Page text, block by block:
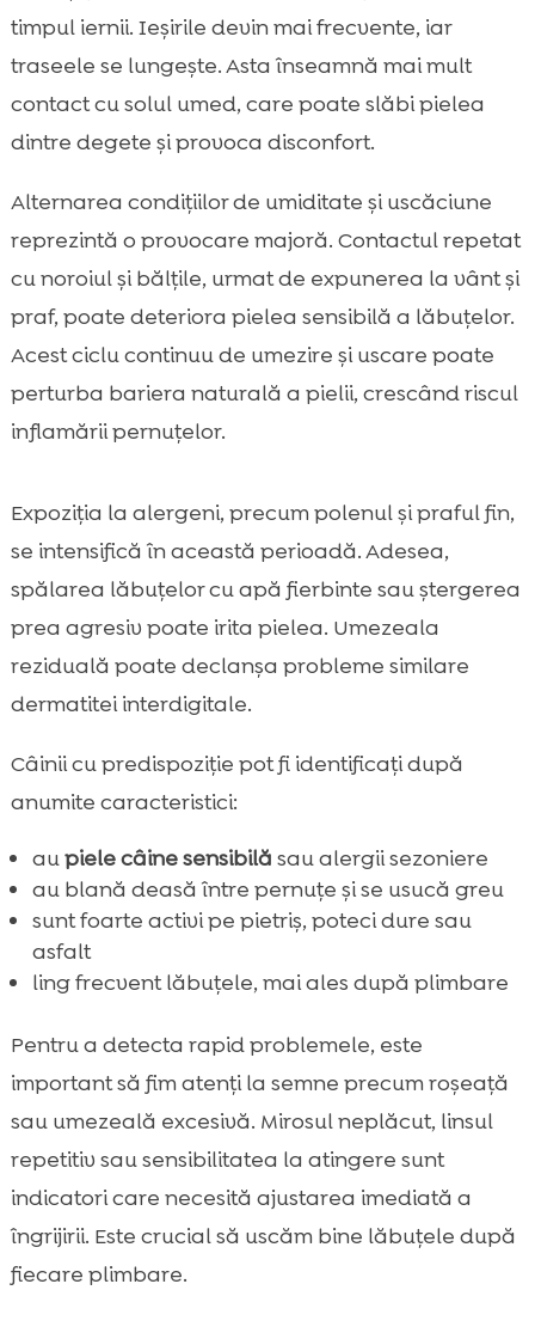
timpul iernii. Ieșirile devin mai frecvente, iar
traseele se lungește. Asta înseamnă mai mult
contact cu solul umed, care poate slăbi pielea
dintre degete și provoca disconfort.
Alternarea condițiilor de umiditate și uscăciune
reprezintă o provocare majoră. Contactul repetat
cu noroiul și bălțile, urmat de expunerea la vânt și
praf, poate deteriora pielea sensibilă a lăbuțelor.
Acest ciclu continuu de umezire și uscare poate
perturba bariera naturală a pielii, crescând riscul
inflamării pernuțelor.
Expoziția la alergeni, precum polenul și praful fin,
se intensifică în această perioadă. Adesea,
spălarea lăbuțelor cu apă fierbinte sau ștergerea
prea agresiv poate irita pielea. Umezeala
reziduală poate declanșa probleme similare
dermatitei interdigitale.
Câinii cu predispoziție pot fi identificați după
anumite caracteristici:
aupiele câine sensibilă sau alergii sezoniere
au blană deasă între pernuțe și se usucă greu
sunt foarte activi pe pietriș, poteci dure sau
asfalt
ling frecvent lăbuțele, mai ales după plimbare
Pentru a detecta rapid problemele, este
important să fim atenți la semne precum roșeață
sau umezeală excesivă. Mirosul neplăcut, linsul
repetitiv sau sensibilitatea la atingere sunt
indicatori care necesită ajustarea imediată a
îngrijirii. Este crucial să uscăm bine lăbuțele după
fiecare plimbare.